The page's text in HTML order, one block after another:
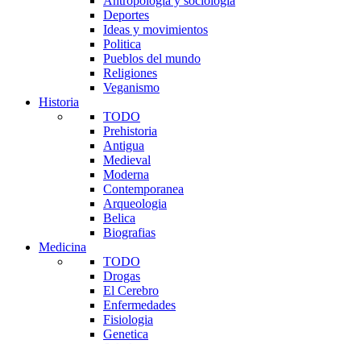
Deportes
Ideas y movimientos
Politica
Pueblos del mundo
Religiones
Veganismo
Historia
TODO
Prehistoria
Antigua
Medieval
Moderna
Contemporanea
Arqueologia
Belica
Biografias
Medicina
TODO
Drogas
El Cerebro
Enfermedades
Fisiologia
Genetica